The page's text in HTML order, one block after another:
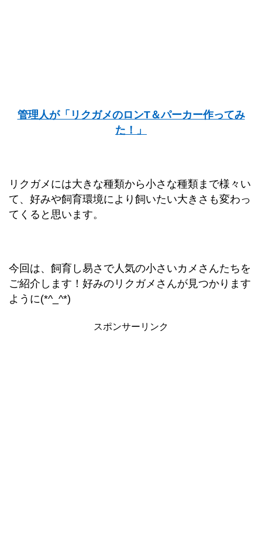
管理人が「リクガメのロンT＆パーカー作ってみ
た！」
リクガメには大きな種類から小さな種類まで様々い
て、好みや飼育環境により飼いたい大きさも変わっ
てくると思います。
今回は、飼育し易さで人気の小さいカメさんたちを
ご紹介します！好みのリクガメさんが見つかります
ように(*^_^*)
スポンサーリンク